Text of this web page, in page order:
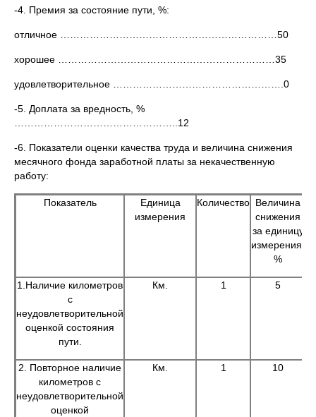
-4. Премия за состояние пути, %:
отличное …………………………………………………………50
хорошее …………………………………………………………35
удовлетворительное …………………………………………….0
-5. Доплата за вредность, %
…………………………………………..12
-6. Показатели оценки качества труда и величина снижения
месячного фонда заработной платы за некачественную
работу:
Показатель
Единица
измерения
Количество Величина
снижения
за единицу
измерения,
%
1.Наличие километров
с
неудовлетворительной
оценкой состояния
пути.
Км. 1 5
2. Повторное наличие
километров с
неудовлетворительной
оценкой
Км. 1 10